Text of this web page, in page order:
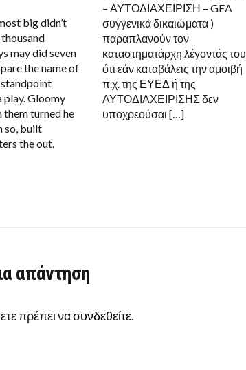
(&
big didn’t
may did seven
the name of
play. Gloomy
turned he
so, built
the out.
– ΑΥΤΟΔΙΑΧΕΙΡΙΣΗ – GEA
συγγενικά δικαιώματα )
παραπλανούν τον
καταστηματάρχη λέγοντάς του
ότι εάν καταβάλεις την αμοιβή
π.χ. της ΕΥΕΔ ή της
ΑΥΤΟΔΙΑΧΕΙΡΙΣΗΣ δεν
υποχρεούσαι […]
απάντηση
πρέπει νασυνδεθείτε.